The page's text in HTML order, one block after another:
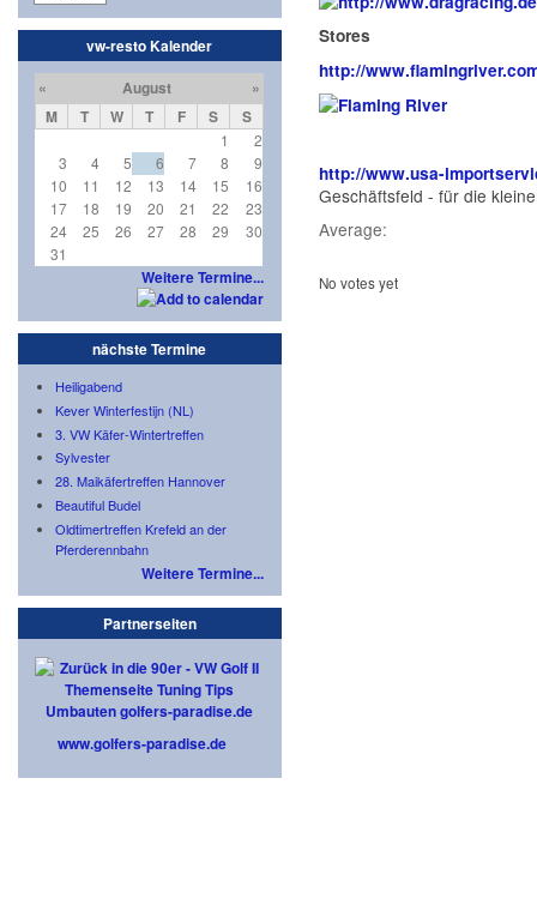
vw-resto Kalender
«
August
»
M
T W T F S S
1
2
3
4 5 6 7 8
9
10
11 12 13 14 15
16
17
18 19 20 21 22
23
24
25 26 27 28 29
30
31
Weitere Termine...
nächste Termine
Heiligabend
Kever Winterfestijn (NL)
3. VW Käfer-Wintertreffen
Sylvester
28. Maikäfertreffen Hannover
Beautiful Budel
Oldtimertreffen Krefeld an der
Pferderennbahn
Weitere Termine...
Partnerseiten
www.golfers-paradise.de
Stores
http://
http://www.usa-
Geschäftsfeld - für die
Average:
No votes yet